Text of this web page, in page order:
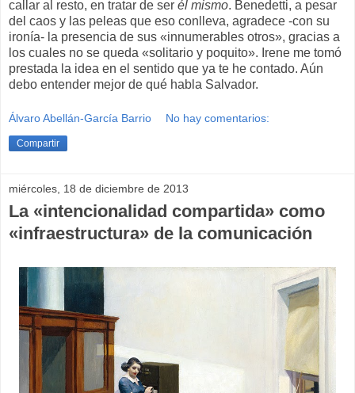
callar al resto, en tratar de ser él mismo. Benedetti, a pesar
del caos y las peleas que eso conlleva, agradece -con su
ironía- la presencia de sus «innumerables otros», gracias a
los cuales no se queda «solitario y poquito». Irene me tomó
prestada la idea en el sentido que ya te he contado. Aún
debo entender mejor de qué habla Salvador.
Álvaro Abellán-García Barrio No hay comentarios:
Compartir
miércoles, 18 de diciembre de 2013
La «intencionalidad compartida» como
«infraestructura» de la comunicación